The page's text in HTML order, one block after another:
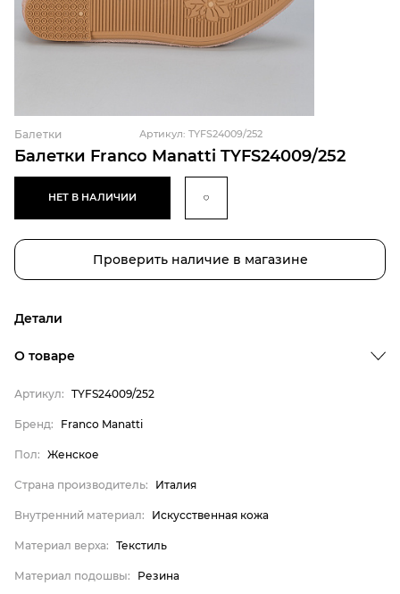
Балетки Franco Manatti TYFS24009/252
Балетки Артикул: TYFS24009/252
НЕТ В НАЛИЧИИ
Проверить наличие в магазине
Детали
Страна производитель
Внутренний материал
Материал верха
Материал подошвы
Искусственная кожа
О товаре
Артикул: TYFS24009/252
Бренд: Franco Manatti
Пол: Женское
Страна производитель: Италия
Внутренний материал: Искусственная кожа
Материал верха: Текстиль
Материал подошвы: Резина